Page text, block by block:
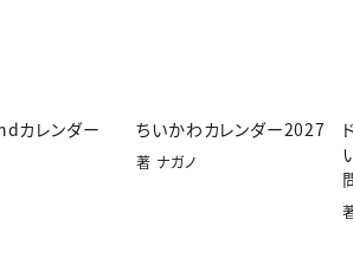
カレンダー
ちいかわカレンダー2027
著 ナガノ